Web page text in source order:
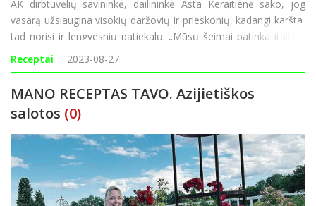
AK dirbtuvėlių savininkė, dailininkė Asta Keraitienė sako, jog
vasarą užsiaugina visokių daržovių ir prieskonių, kadangi karšta,
tad norisi ir lengvesnių patiekalų. „Mūsų šeimai patinka itališka
virtuvė, o šį receptą radau internete. Šiemet užsiauginau bakla
Receptai 2023-08-27
MANO RECEPTAS TAVO. Azijietiškos
salotos (0)